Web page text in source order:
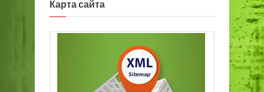
Карта сайта